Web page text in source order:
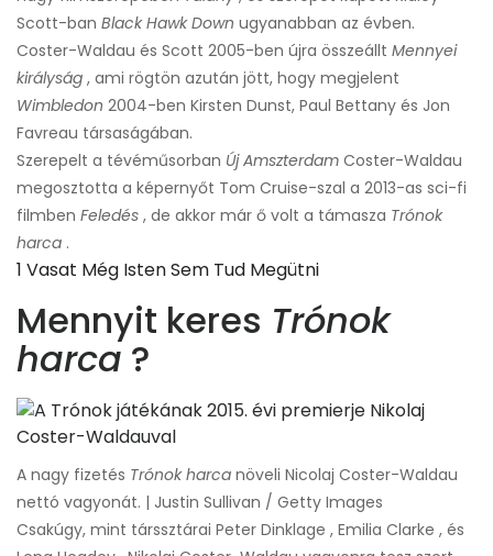
Scott-ban Black Hawk Down ugyanabban az évben.
Coster-Waldau és Scott 2005-ben újra összeállt Mennyei
királyság , ami rögtön azután jött, hogy megjelent
Wimbledon 2004-ben Kirsten Dunst, Paul Bettany és Jon
Favreau társaságában.
Szerepelt a tévéműsorban Új Amszterdam Coster-Waldau
megosztotta a képernyőt Tom Cruise-szal a 2013-as sci-fi
filmben Feledés , de akkor már ő volt a támasza Trónok
harca .
1 Vasat Még Isten Sem Tud Megütni
Mennyit keres Trónok
harca ?
A nagy fizetés Trónok harca növeli Nicolaj Coster-Waldau
nettó vagyonát. | Justin Sullivan / Getty Images
Csakúgy, mint társsztárai Peter Dinklage , Emilia Clarke , és